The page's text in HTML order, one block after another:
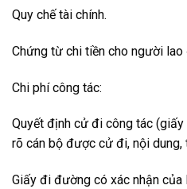
Quy chế tài chính.
Chứng từ chi tiền cho người lao
Chi phí công tác:
Quyết định cử đi công tác
rõ cán bộ được cử đi, nội dung,
Giấy đi đường có xác nhận